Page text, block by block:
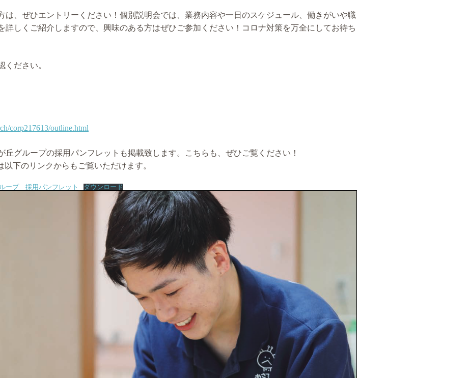
は、ぜひエントリーください！個別説明会では、業務内容や一日のスケジュール、働きがいや職
詳しくご紹介しますので、興味のある方はぜひご参加ください！コロナ対策を万全にしてお待ち
ください。
corp217613/outline.html
丘グループの採用パンフレットも掲載致します。こちらも、ぜひご覧ください！
下のリンクからもご覧いただけます。
ープ 採用パンフレット ダウンロード